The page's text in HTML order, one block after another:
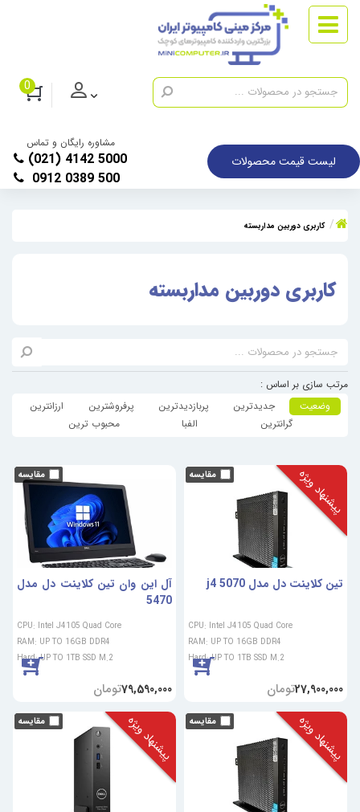
0
لیست قیمت محصولات
مشاوره رایگان و تماس
(021) 4142 5000
0912 0389 500
کاربری دوربین مداربسته
کاربری دوربین مداربسته
مرتب سازی بر اساس :
وضعیت
جدیدترین پربازدیدترین پرفروشترین
ارزانترین
گرانترین
الفبا محبوب ترین
پیشنهاد ویژه
تین کلاینت دل مدل 5070 j4
CPU: Intel J4105 Quad Core
RAM: UP TO 16GB DDR4
Hard: UP TO 1TB SSD M.2
27,900,000تومان
آل این وان تین کلاینت دل مدل
5470
CPU: Intel J4105 Quad Core
RAM: UP TO 16GB DDR4
Hard: UP TO 1TB SSD M.2
79,590,000تومان
پیشنهاد ویژه پیشنهاد ویژه